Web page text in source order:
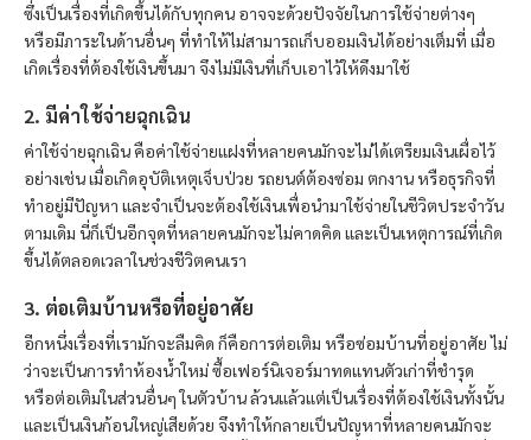
ซึ่งเป็นเรื่องที่เกิดขึ้นได้กับทุกคน อาจจะด้วยปัจจัยในการใช้จ่ายต่างๆ
หรือมีภาระในด้านอื่นๆ ที่ทำให้ไม่สามารถเก็บออมเงินได้อย่างเต็มที่ เมื่อ
เกิดเรื่องที่ต้องใช้เงินขึ้นมา จึงไม่มีเงินที่เก็บเอาไว้ให้ดึงมาใช้
2. มีค่าใช้จ่ายฉุกเฉิน
ค่าใช้จ่ายฉุกเฉิน คือค่าใช้จ่ายแฝงที่หลายคนมักจะไม่ได้เตรียมเงินเผื่อไว้
อย่างเช่น เมื่อเกิดอุบัติเหตุเจ็บป่วย รถยนต์ต้องซ่อม ตกงาน หรือธุรกิจที่
ทำอยู่มีปัญหา และจำเป็นจะต้องใช้เงินเพื่อนำมาใช้จ่ายในชีวิตประจำวัน
ตามเดิม นี่ก็เป็นอีกจุดที่หลายคนมักจะไม่คาดคิด และเป็นเหตุการณ์ที่เกิด
ขึ้นได้ตลอดเวลาในช่วงชีวิตคนเรา
3. ต่อเติมบ้านหรือที่อยู่อาศัย
อีกหนึ่งเรื่องที่เรามักจะลืมคิด ก็คือการต่อเติม หรือซ่อมบ้านที่อยู่อาศัย ไม่
ว่าจะเป็นการทำห้องน้ำใหม่ ซื้อเฟอร์นิเจอร์มาทดแทนตัวเก่าที่ชำรุด
หรือต่อเติมในส่วนอื่นๆ ในตัวบ้าน ล้วนแล้วแต่เป็นเรื่องที่ต้องใช้เงินทั้งนั้น
และเป็นเงินก้อนใหญ่เสียด้วย จึงทำให้กลายเป็นปัญหาที่หลายคนมักจะ